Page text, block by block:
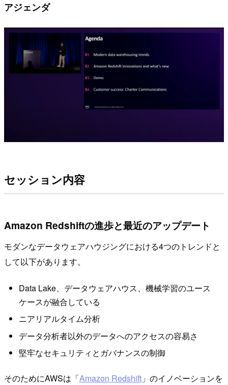
アジェンダ
セッション内容
Amazon Redshiftの進歩と最近のアップデート
モダンなデータウェアハウジングにおける4つのトレンドと
して以下があります。
Data Lake、データウェアハウス、機械学習のユース
ケースが融合している
ニアリアルタイム分析
データ分析者以外のデータへのアクセスの容易さ
堅牢なセキュリティとガバナンスの制御
そのためにAWSは「Amazon Redshift 」のイノベーションを